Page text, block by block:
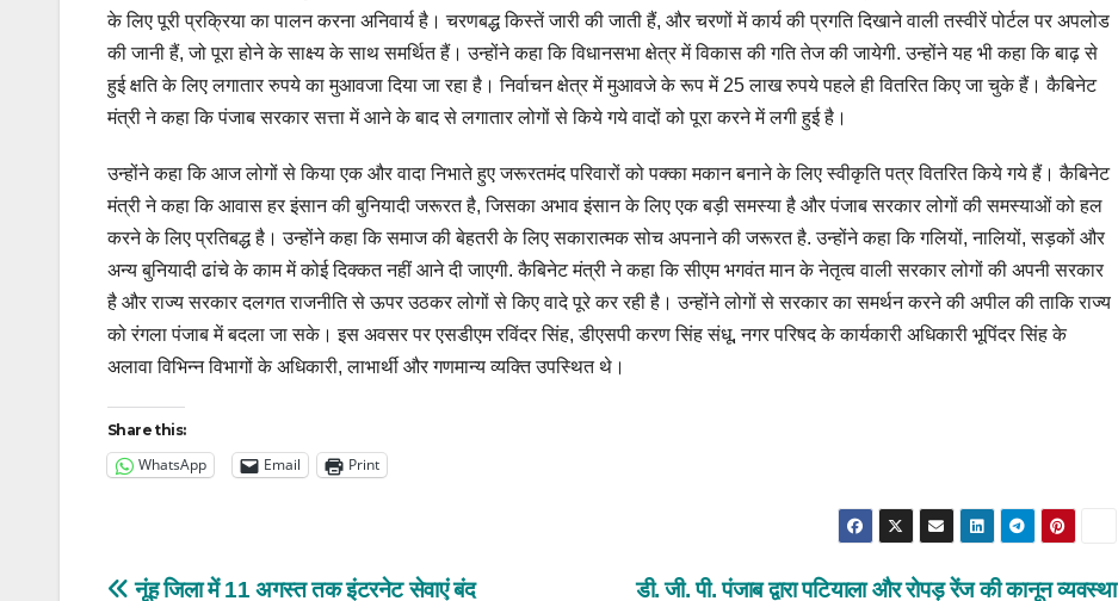
के लिए पूरी प्रक्रिया का पालन करना अनिवार्य है। चरणबद्ध किस्तें जारी की जाती हैं, और चरणों में कार्य की प्रगति दिखाने वाली तस्वीरें पोर्टल पर अपलोड
की जानी हैं, जो पूरा होने के साक्ष्य के साथ समर्थित हैं। उन्होंने कहा कि विधानसभा क्षेत्र में विकास की गति तेज की जायेगी. उन्होंने यह भी कहा कि बाढ़ से
हुई क्षति के लिए लगातार रुपये का मुआवजा दिया जा रहा है। निर्वाचन क्षेत्र में मुआवजे के रूप में 25 लाख रुपये पहले ही वितरित किए जा चुके हैं। कैबिनेट
मंत्री ने कहा कि पंजाब सरकार सत्ता में आने के बाद से लगातार लोगों से किये गये वादों को पूरा करने में लगी हुई है।
उन्होंने कहा कि आज लोगों से किया एक और वादा निभाते हुए जरूरतमंद परिवारों को पक्का मकान बनाने के लिए स्वीकृति पत्र वितरित किये गये हैं। कैबिनेट
मंत्री ने कहा कि आवास हर इंसान की बुनियादी जरूरत है, जिसका अभाव इंसान के लिए एक बड़ी समस्या है और पंजाब सरकार लोगों की समस्याओं को हल
करने के लिए प्रतिबद्ध है। उन्होंने कहा कि समाज की बेहतरी के लिए सकारात्मक सोच अपनाने की जरूरत है. उन्होंने कहा कि गलियों, नालियों, सड़कों और
अन्य बुनियादी ढांचे के काम में कोई दिक्कत नहीं आने दी जाएगी. कैबिनेट मंत्री ने कहा कि सीएम भगवंत मान के नेतृत्व वाली सरकार लोगों की अपनी सरकार
है और राज्य सरकार दलगत राजनीति से ऊपर उठकर लोगों से किए वादे पूरे कर रही है। उन्होंने लोगों से सरकार का समर्थन करने की अपील की ताकि राज्य
को रंगला पंजाब में बदला जा सके। इस अवसर पर एसडीएम रविंदर सिंह, डीएसपी करण सिंह संधू, नगर परिषद के कार्यकारी अधिकारी भूपिंदर सिंह के
अलावा विभिन्न विभागों के अधिकारी, लाभार्थी और गणमान्य व्यक्ति उपस्थित थे।
Share this:
WhatsApp Email Print
डी. जी. पी. पंजाब द्वारा पटियाला और रोपड़ रेंज की कानून व्यवस्था
नूंह जिला में 11 अगस्त तक इंटरनेट सेवाएं बंद